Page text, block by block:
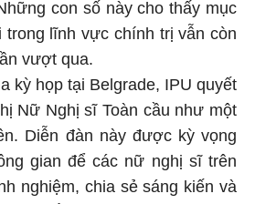
con số này cho thấy mục
trong lĩnh vực chính trị vẫn còn
vượt qua.
kỳ họp tại Belgrade, IPU quyết
Nữ Nghị sĩ Toàn cầu như một
Diễn đàn này được kỳ vọng
gian để các nữ nghị sĩ trên
nghiệm, chia sẻ sáng kiến và